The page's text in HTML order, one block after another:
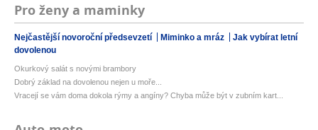
Pro ženy a maminky
Nejčastější novoroční předsevzetí Miminko a mráz
Jak vybírat letní
dovolenou
Okurkový salát s novými brambory
Dobrý základ na dovolenou nejen u moře...
Vracejí se vám doma dokola rýmy a angíny? Chyba může být v zubním kart...